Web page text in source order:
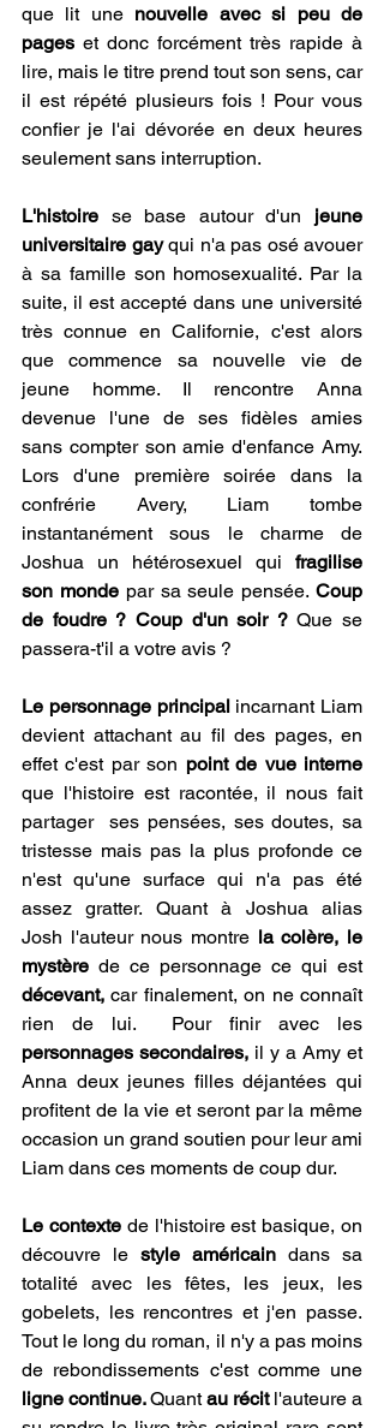
que lit une nouvelle avec si peu de
pages et donc forcément très rapide à
lire, mais le titre prend tout son sens, car
il est répété plusieurs fois ! Pour vous
confier je l'ai dévorée en deux heures
seulement sans interruption.
L'histoire se base autour d'un jeune
universitaire gay qui n'a pas osé avouer
à sa famille son homosexualité. Par la
suite, il est accepté dans une université
très connue en Californie, c'est alors
que commence sa nouvelle vie de
jeune homme. Il rencontre Anna
devenue l'une de ses fidèles amies
sans compter son amie d'enfance Amy.
Lors d'une première soirée dans la
confrérie Avery, Liam tombe
instantanément sous le charme de
Joshua un hétérosexuel qui fragilise
son monde par sa seule pensée. Coup
de foudre ? Coup d'un soir ? Que se
passera-t'il a votre avis ?
Le personnage principal incarnant Liam
devient attachant au fil des pages, en
effet c'est par son point de vue interne
que l'histoire est racontée, il nous fait
partager  ses pensées, ses doutes, sa
tristesse mais pas la plus profonde ce
n'est qu'une surface qui n'a pas été
assez gratter. Quant à Joshua alias
Josh l'auteur nous montre la colère, le
mystère
de ce personnage ce qui est
décevant, car finalement, on ne connaît
personnages secondaires, il y a Amy et
Anna deux jeunes filles déjantées qui
profitent de la vie et seront par la même
occasion un grand soutien pour leur ami
Liam dans ces moments de coup dur.
Le contexte de l'histoire est basique, on
découvre le style américain dans sa
totalité avec les fêtes, les jeux, les
gobelets, les rencontres et j'en passe.
Tout le long du roman, il n'y a pas moins
ligne continue. Quant au récit l'auteure a